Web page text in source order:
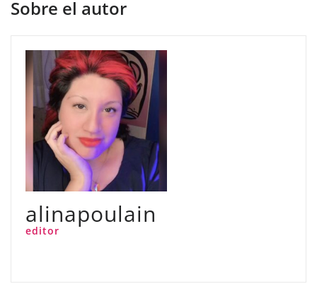
Sobre el autor
alinapoulain
editor